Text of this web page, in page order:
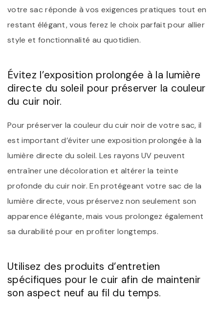
votre sac réponde à vos exigences pratiques tout en
restant élégant, vous ferez le choix parfait pour allier
style et fonctionnalité au quotidien.
Évitez l’exposition prolongée à la lumière
directe du soleil pour préserver la couleur
du cuir noir.
Pour préserver la couleur du cuir noir de votre sac, il
est important d’éviter une exposition prolongée à la
lumière directe du soleil. Les rayons UV peuvent
entraîner une décoloration et altérer la teinte
profonde du cuir noir. En protégeant votre sac de la
lumière directe, vous préservez non seulement son
apparence élégante, mais vous prolongez également
sa durabilité pour en profiter longtemps.
Utilisez des produits d’entretien
spécifiques pour le cuir afin de maintenir
son aspect neuf au fil du temps.